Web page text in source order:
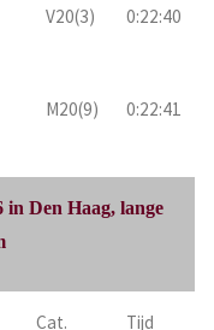
V20(3) 0:22:40
M20(9) 0:22:41
in Den Haag, lange
Cat. Tijd